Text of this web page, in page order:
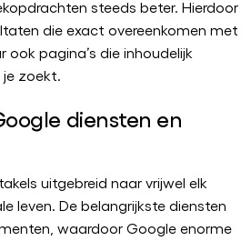
steeds beter. Hierdoor
die exact overeenkomen met
pagina’s die inhoudelijk
zoekt.
diensten en
uitgebreid naar vrijwel elk
leven. De belangrijkste diensten
waardoor Google enorme